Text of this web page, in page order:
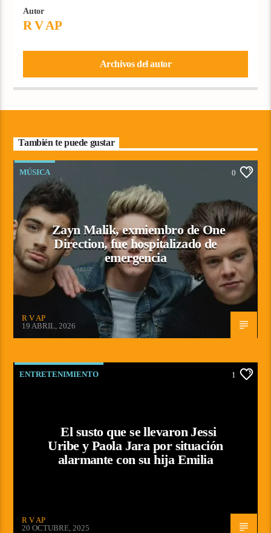
Autor
R V AP
Archivos del autor
También te puede gustar
MÚSICA 0
Zayn Malik, exmiembro de One
Direction, fue hospitalizado de
emergencia
R V AP
19 ABRIL, 2026
ENTRETENIMIENTO 1
El susto que se llevaron Jessi
Uribe y Paola Jara por situación
alarmante con su hija Emilia
R V AP
20 OCTUBRE, 2025